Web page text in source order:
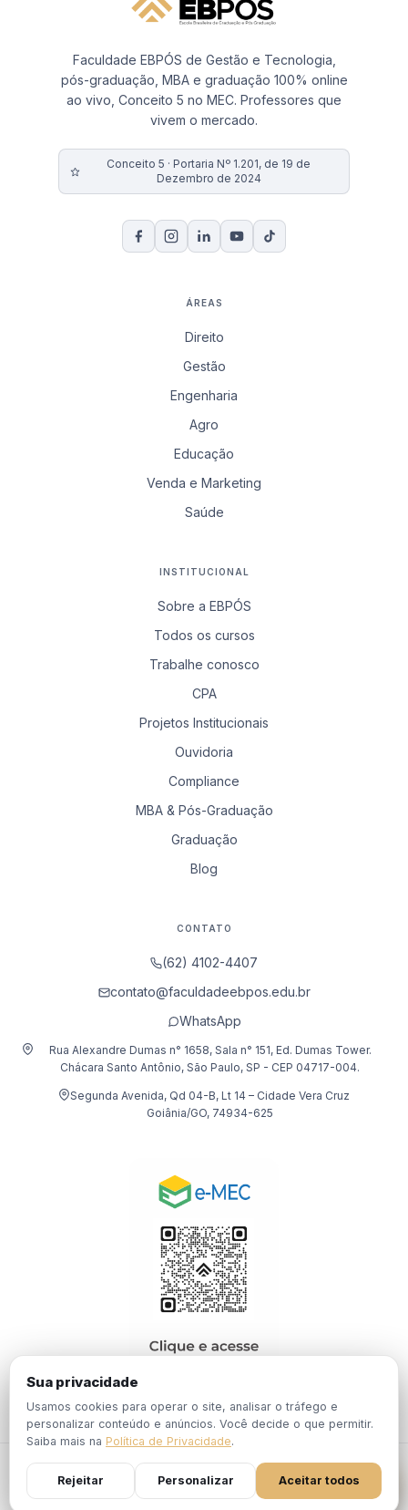
Faculdade EBPÓS de Gestão e Tecnologia,
pós-graduação, MBA e graduação 100% online
ao vivo, Conceito 5 no MEC. Professores que
vivem o mercado.
Conceito 5 · Portaria Nº 1.201, de 19 de
Dezembro de 2024
ÁREAS
Direito
Gestão
Engenharia
Agro
Educação
Venda e Marketing
Saúde
INSTITUCIONAL
Sobre a EBPÓS
Todos os cursos
Trabalhe conosco
CPA
Projetos Institucionais
Ouvidoria
Compliance
MBA & Pós-Graduação
Graduação
Blog
CONTATO
(62) 4102-4407
contato@faculdadeebpos.edu.br
WhatsApp
Rua Alexandre Dumas n° 1658, Sala n° 151, Ed. Dumas Tower.
Chácara Santo Antônio, São Paulo, SP - CEP 04717-004.
Segunda Avenida, Qd 04-B, Lt 14 – Cidade Vera Cruz
Goiânia/GO, 74934-625
© 2026 EBPÓS. Todos os direitos reservados.
Política de
Privacidade
Termos de
Uso
Portaria Nº 1.201, de 19 de Dezembro de
2024
Sua privacidade
Usamos cookies para operar o site, analisar o tráfego e
personalizar conteúdo e anúncios. Você decide o que permitir.
Saiba mais na Política de Privacidade.
Rejeitar Personalizar Aceitar todos